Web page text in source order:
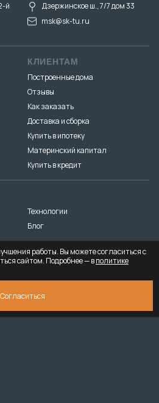
3 940 834 ₽
й
Дзержинское ш., 7/7 дом 33
msk@sk-tu.ru
КЛИЕНТАМ
Построенные дома
Отзывы
Как заказать
Доставка и сборка
Купить в ипотеку
Материнский капитал
Купить в кредит
Технологии
Блог
работы. Вы можете согласиться с
сайтом. Подробнее — вполитике
Согласиться